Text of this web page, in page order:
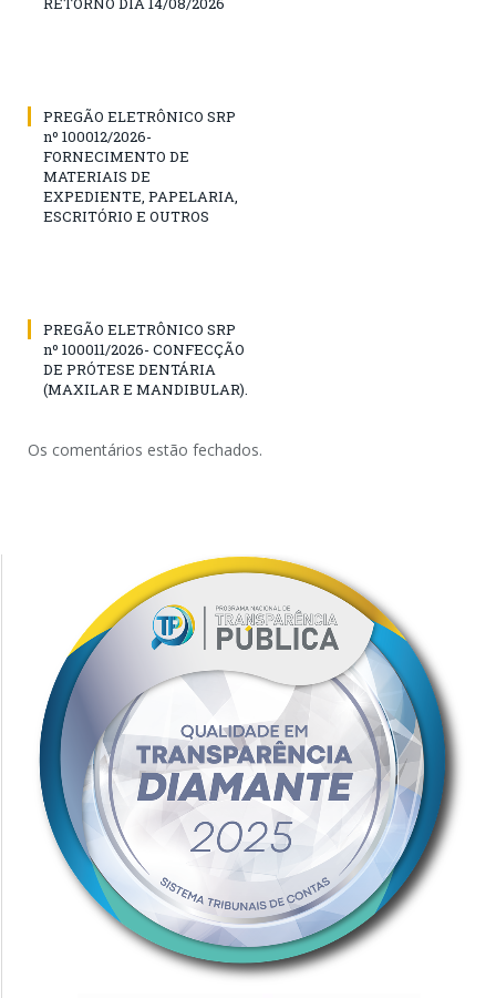
PREGÃO ELETRÔNICO SRP
nº 100012/2026-
FORNECIMENTO DE
MATERIAIS DE
EXPEDIENTE, PAPELARIA,
ESCRITÓRIO E OUTROS
PREGÃO ELETRÔNICO SRP
nº 100011/2026- CONFECÇÃO
DE PRÓTESE DENTÁRIA
(MAXILAR E MANDIBULAR).
Os comentários estão fechados.